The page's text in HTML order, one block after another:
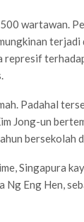
wartawan.
Padahal
Jong-un
bersekolah
Singapura
Eng Hen,